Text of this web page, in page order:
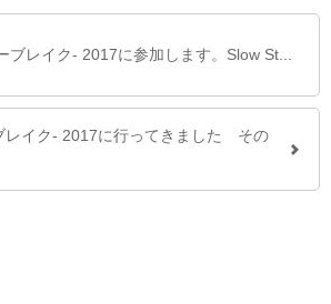
ブレイク- 2017に参加します。Slow St...
レイク- 2017に行ってきました その